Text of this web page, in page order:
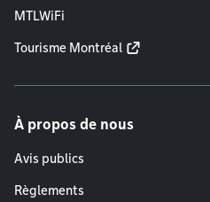
MTLWiFi
Tourisme Montréal
À propos de nous
Avis publics
Règlements